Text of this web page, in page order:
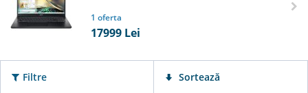
1 oferta
17999 Lei
Filtre Sortează